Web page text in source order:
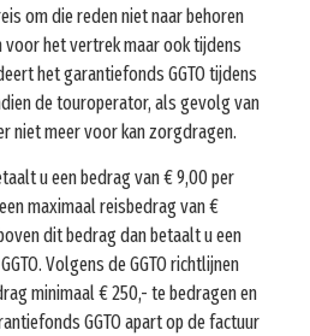
om die reden niet naar behoren
voor het vertrek maar ook tijdens
het garantiefonds GGTO tijdens
de touroperator, als gevolg van
niet meer voor kan zorgdragen.
u een bedrag van € 9,00 per
maximaal reisbedrag van €
dit bedrag dan betaalt u een
Volgens de GGTO richtlijnen
minimaal € 250,- te bedragen en
GGTO apart op de factuur